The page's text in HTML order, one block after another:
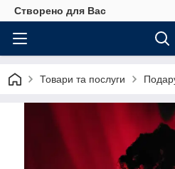
Створено для Вас
Товари та послуги